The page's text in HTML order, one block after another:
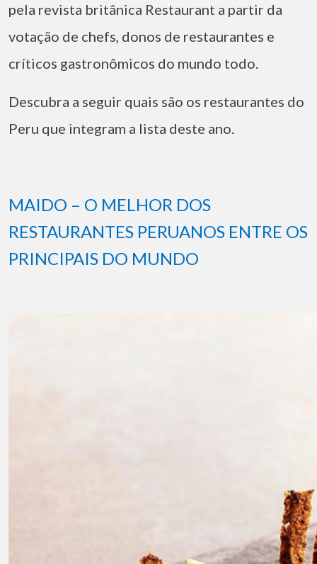
pela revista britânica Restaurant a partir da
votação de chefs, donos de restaurantes e
críticos gastronômicos do mundo todo.
Descubra a seguir quais são os restaurantes do
Peru que integram a lista deste ano.
MAIDO – O MELHOR DOS
RESTAURANTES PERUANOS ENTRE OS
PRINCIPAIS DO MUNDO